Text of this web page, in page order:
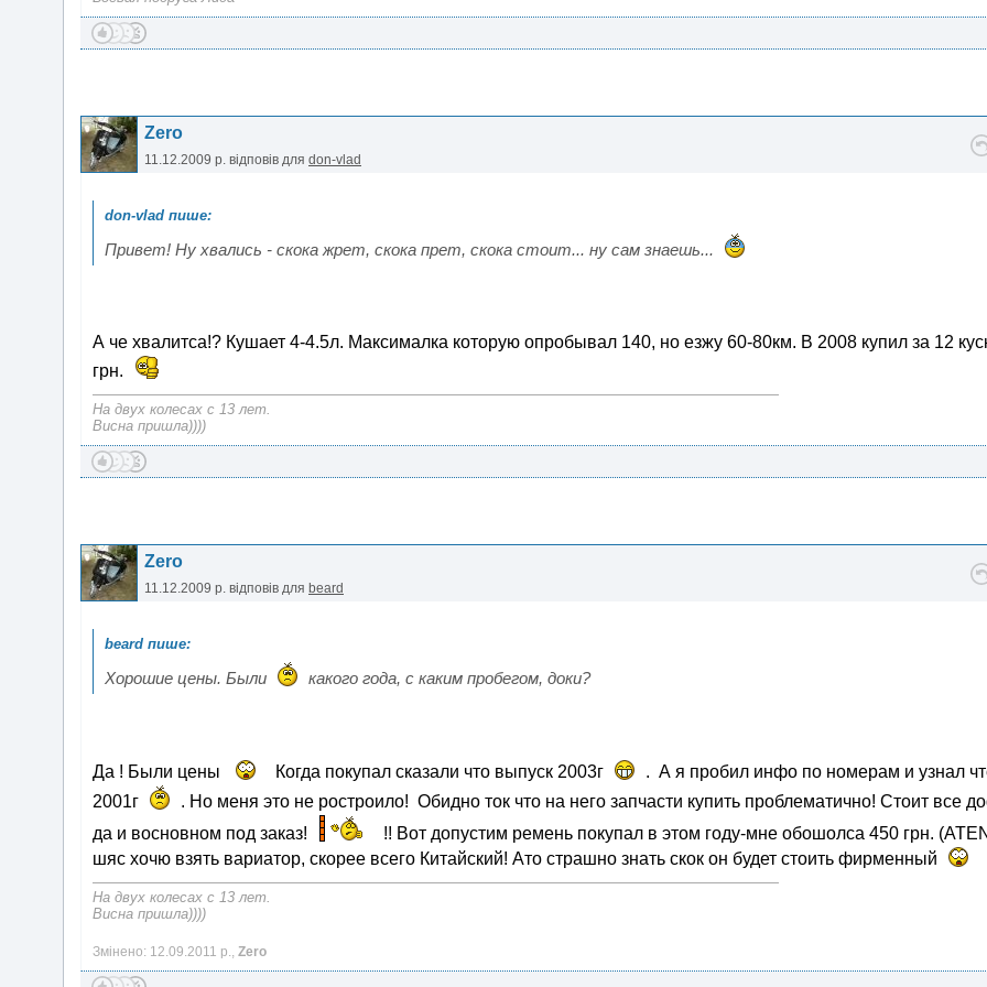
Zero
11.12.2009 р. відповів для don-vlad
Привет! Ну хвались - скока жрет, скока прет, скока стоит... ну сам знаешь...
А че хвалитса!? Кушает 4-4.5л. Максималка которую опробывал 140, но езжу 60-80км. В 2008 купил за 12
грн.
На двух колесах с 13 лет.
Висна пришла))))
Zero
11.12.2009 р. відповів для beard
Хорошие цены. Были какого года, с каким пробегом, доки?
Да ! Были цены Когда покупал сказали что выпуск 2003г
. А я пробил инфо по номерам и узнал
2001г
. Но меня это не ростроило! Обидно ток что на него запчасти купить проблематично! Стоит все
да и восновном под заказ!
!! Вот допустим ремень покупал в этом году-мне обошолса 450 грн.
шяс хочю взять вариатор, скорее всего Китайский! Ато страшно знать скок он будет стоить фирменный
На двух колесах с 13 лет.
Висна пришла))))
Змінено: 12.09.2011 р., Zero